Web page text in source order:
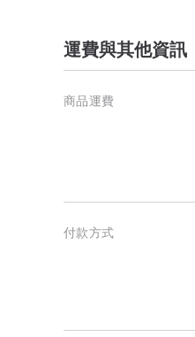
運費與其他資訊
商品運費
付款方式